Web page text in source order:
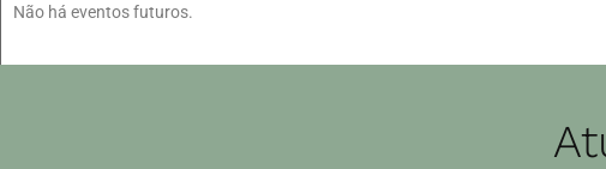
Não há eventos futuros.